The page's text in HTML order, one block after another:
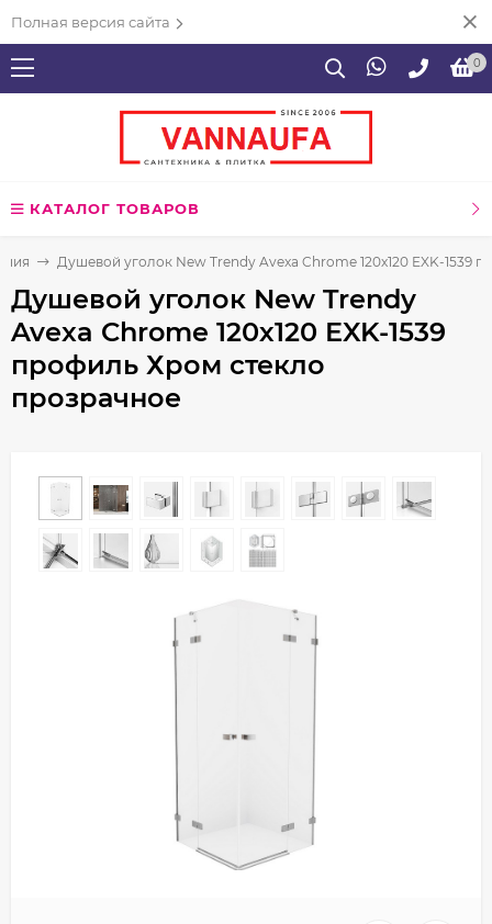
Полная версия сайта
0
КАТАЛОГ ТОВАРОВ
Душевой уголок New Trendy Avexa Chrome 120х120 EXK-1539
Душевой уголок New Trendy
Avexa Chrome 120х120 EXK-1539
профиль Хром стекло
прозрачное